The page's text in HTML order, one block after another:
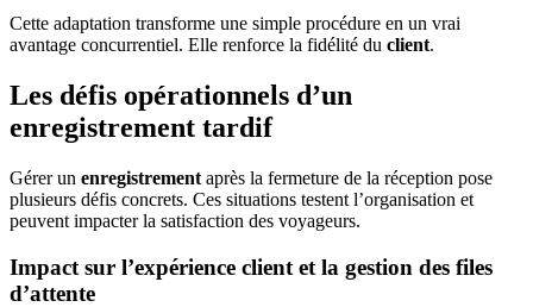
Cette adaptation transforme une simple procédure en un vrai
avantage concurrentiel. Elle renforce la fidélité du client.
Les défis opérationnels d’un
enregistrement tardif
Gérer un enregistrement après la fermeture de la réception pose
plusieurs défis concrets. Ces situations testent l’organisation et
peuvent impacter la satisfaction des voyageurs.
Impact sur l’expérience client et la gestion des files
d’attente